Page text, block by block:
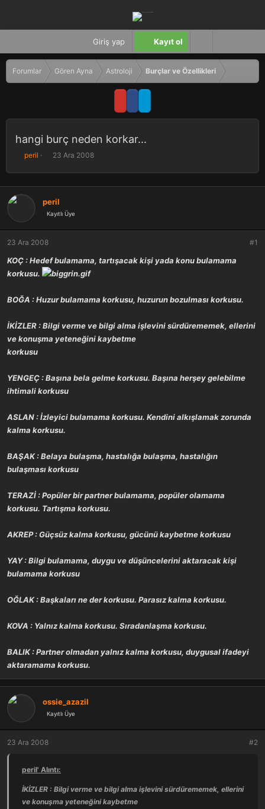
Giriş yap Kayıt ol
Forumlar Gören Ayna Astroloji Burçlar ve Özellikleri
hangi burç neden korkar...
K
n
b
u
b
a
a
n
peril
B
ş
l
a
g
ı
a
r
i
23 Ara 2008
peril
Kayıtlı Üye
23 Ara 2008 #1
KOÇ : Hedef bulamama, tartışacak kişi yada konu bulamama
korkusu.
BOĞA : Huzur bulamama korkusu, huzurun bozulması korkusu.
İKİZLER : Bilgi verme ve bilgi alma işlevini sürdürememek, ellerini
ve konuşma yeteneğini kaybetme
korkusu
YENGEÇ : Başına bela gelme korkusu. Başına herşey gelebilme
ihtimali korkusu
ASLAN : İzleyici bulamama korkusu. Kendini alkışlamak zorunda
kalma korkusu.
BAŞAK : Belaya bulaşma, hastalığa bulaşma, hastalığın
bulaşması korkusu
TERAZİ : Popüler bir partner bulamama, popüler olamama
korkusu. Tartışma korkusu.
AKREP : Güçsüz kalma korkusu, gücünü kaybetme korkusu
YAY : Bilgi bulamama, duygu ve düşüncelerini aktaracak kişi
bulamama korkusu
OĞLAK : Başkaları ne der korkusu. Parasız kalma korkusu.
KOVA : Yalnız kalma korkusu. Sıradanlaşma korkusu.
BALIK : Partner olmadan yalnız kalma korkusu, duygusal ifadeyi
aktaramama korkusu.
ossie_azazil
Kayıtlı Üye
23 Ara 2008 #2
peril' Alıntı:
İKİZLER : Bilgi verme ve bilgi alma işlevini sürdürememek, ellerini
ve konuşma yeteneğini kaybetme